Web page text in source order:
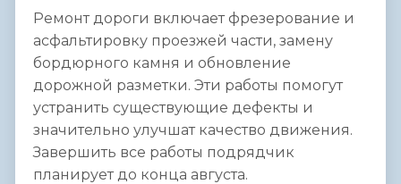
Ремонт дороги включает фрезерование и
асфальтировку проезжей части, замену
бордюрного камня и обновление
дорожной разметки. Эти работы помогут
устранить существующие дефекты и
значительно улучшат качество движения.
Завершить все работы подрядчик
планирует до конца августа.